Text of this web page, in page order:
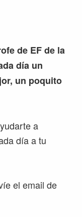
de EF de la
día un
un poquito
a
día a tu
el email de